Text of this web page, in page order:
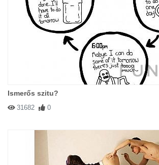
Ismerős szitu?
31682 0